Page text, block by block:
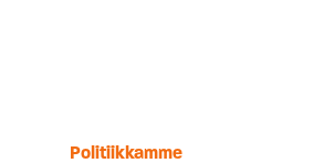
Politiikkamme